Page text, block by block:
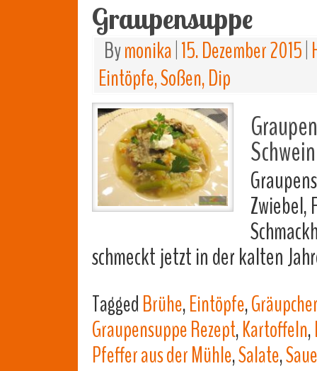
Graupensuppe
Bymonika 15. Dezember 2015
Eintöpfe, Soßen, Dip
Zwiebel,
schmeckt jetzt in der kalten
TaggedBrühe,Eintöpfe,
Graupensuppe Rezept,Kartoffeln,
Pfeffer aus der Mühle,Salate,